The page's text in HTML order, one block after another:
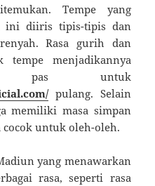
Tempe yang
ini diiris tipis-tipis dan
Rasa gurih dan
menjadikannya
pas untuk
pulang. Selain
memiliki masa simpan
cocok untuk oleh-oleh.
yang menawarkan
rasa, seperti rasa